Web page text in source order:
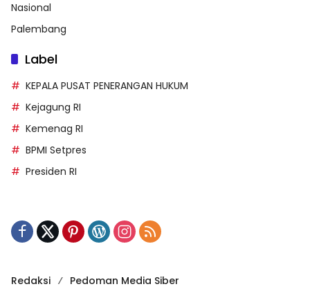
Redaksi
Pedoman Media Siber
Didukung oleh WordPress